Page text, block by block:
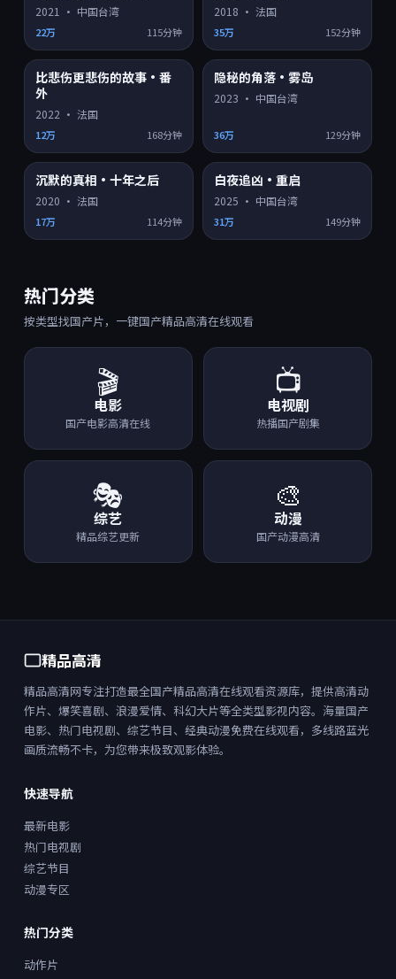
2021 · 中国台湾
22万 115分钟
2018 · 法国
35万 152分钟
9.3
HD
比悲伤更悲伤的故事·番
外
2022 · 法国
12万 168分钟
9.2
隐秘的角落·雾岛
2023 · 中国台湾
36万 129分钟
9.2
沉默的真相·十年之后
2020 · 法国
17万 114分钟
9.2
白夜追凶·重启
2025 · 中国台湾
31万 149分钟
热门分类
按类型找国产片，一键国产精品高清在线观看
🎬
电影
国产电影高清在线
📺
电视剧
热播国产剧集
🎭
综艺
精品综艺更新
🎨
动漫
国产动漫高清
精品高清
精品高清网专注打造最全国产精品高清在线观看资源库，提供高清动
作片、爆笑喜剧、浪漫爱情、科幻大片等全类型影视内容。海量国产
电影、热门电视剧、综艺节目、经典动漫免费在线观看，多线路蓝光
画质流畅不卡，为您带来极致观影体验。
快速导航
最新电影
热门电视剧
综艺节目
动漫专区
热门分类
动作片